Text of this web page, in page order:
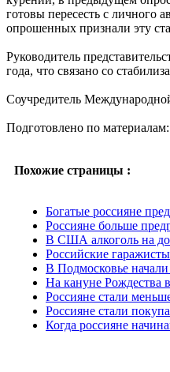
готовы пересесть с личного
опрошенных признали эту
Руководитель
года, что связано со
Соучредитель
Подготовлено по материалам:
Похожие страницы :
Богатые россияне
Россияне больше
В США алкоголь на
Российские
В Подмосковье
На кануне Рождества
Россияне стали
Россияне стали
Когда россияне